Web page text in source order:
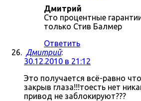
Дмитрий
Сто процентные
только Стив Балмер
Ответить
Дмитрий:
30.12.2010 в 21:12
Это получается всё-равно
закрыв глаза!!!тоесть нет
привод не заблокируют???